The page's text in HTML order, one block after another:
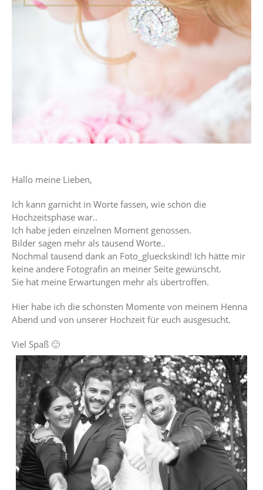
Hallo meine Lieben,
Ich kann garnicht in Worte fassen, wie schön die
Hochzeitsphase war..
Ich habe jeden einzelnen Moment genossen.
Bilder sagen mehr als tausend Worte..
Nochmal tausend dank an Foto_glueckskind! Ich hätte mir
keine andere Fotografin an meiner Seite gewünscht.
Sie hat meine Erwartungen mehr als übertroffen.
Hier habe ich die schönsten Momente von meinem Henna
Abend und von unserer Hochzeit für euch ausgesucht.
Viel Spaß 🙂